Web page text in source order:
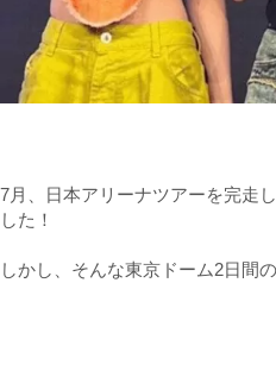
7月、日本アリーナツアーを完走
した！
しかし、そんな東京ドーム2日間